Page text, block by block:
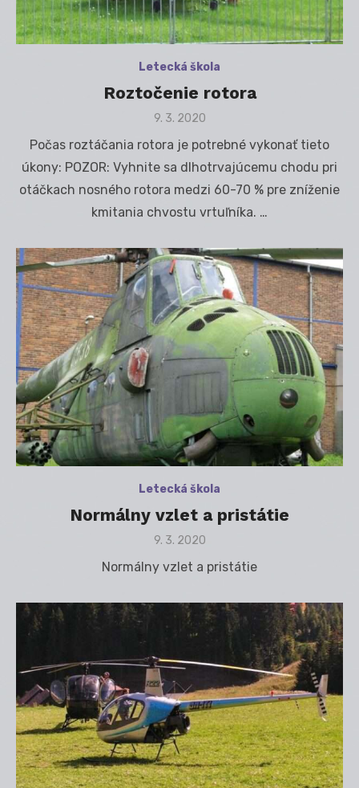
Letecká škola
Roztočenie rotora
Posted
9. 3. 2020
Počas roztáčania rotora je potrebné vykonať tieto
úkony: POZOR: Vyhnite sa dlhotrvajúcemu chodu pri
otáčkach nosného rotora medzi 60-70 % pre zníženie
kmitania chvostu vrtuľníka. …
Letecká škola
Normálny vzlet a pristátie
Posted
9. 3. 2020
Normálny vzlet a pristátie